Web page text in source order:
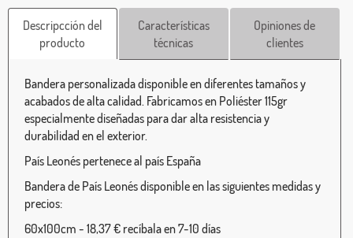
Descripcción del
producto
Características
técnicas
Opiniones de
clientes
Bandera personalizada disponible en diferentes tamaños y
acabados de alta calidad. Fabricamos en Poliéster 115gr
especialmente diseñadas para dar alta resistencia y
durabilidad en el exterior.
País Leonés pertenece al país España
Bandera de País Leonés disponible en las siguientes medidas y
precios:
60x100cm - 18,37 € recíbala en 7-10 días